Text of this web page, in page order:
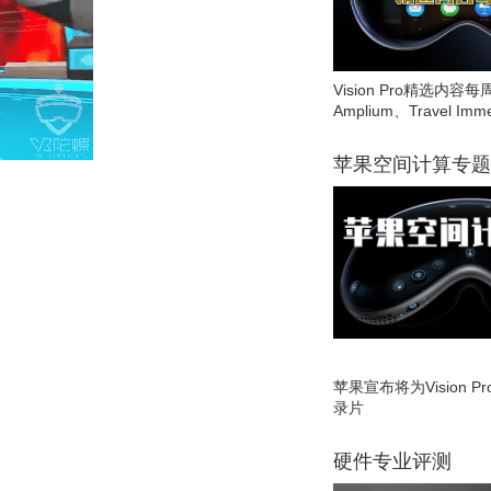
Vision Pro精选内容每
Amplium、Travel
苹果空间计算专题
苹果宣布将为Vision
录片
硬件专业评测